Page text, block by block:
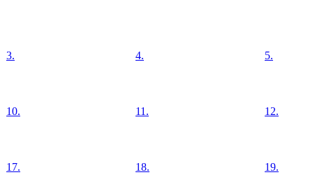
3. 4. 5.
10. 11. 12.
17. 18. 19.